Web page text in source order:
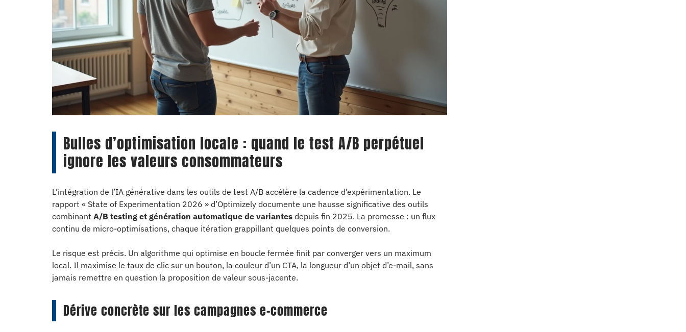
Bulles d’optimisation locale : quand le test A/B perpétuel
ignore les valeurs consommateurs
L’intégration de l’IA générative dans les outils de test A/B accélère la cadence d’expérimentation. Le
rapport « State of Experimentation 2026 » d’Optimizely documente une hausse significative des outils
combinant A/B testing et génération automatique de variantes depuis fin 2025. La promesse : un flux
continu de micro-optimisations, chaque itération grappillant quelques points de conversion.
Le risque est précis. Un algorithme qui optimise en boucle fermée finit par converger vers un maximum
local. Il maximise le taux de clic sur un bouton, la couleur d’un CTA, la longueur d’un objet d’e-mail, sans
jamais remettre en question la proposition de valeur sous-jacente.
Dérive concrète sur les campagnes e-commerce